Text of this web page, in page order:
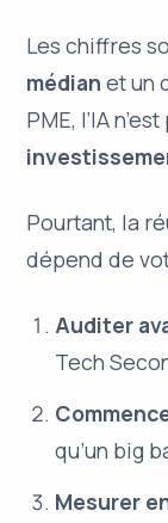
Les chiffres
médian et un
PME, l’IA
Pourtant, la
dépend de
Auditer
Tech
qu’un big
Mesurer